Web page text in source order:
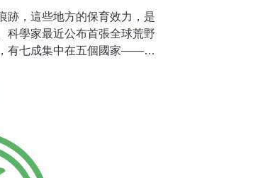
跡，這些地方的保育效力，是
科學家最近公布首張全球荒野
有七成集中在五個國家——澳
研究，昆士蘭大學（UQ）和
了首張全球荒野地圖，可看出
家。研究團隊在2016年製作陸
資料。他們發現，超過77％的
人類活動影響。